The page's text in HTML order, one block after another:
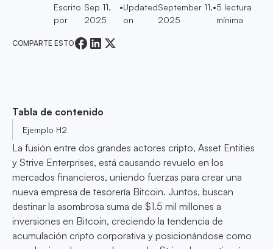
Escrito
por
Sep 11,
2025
•Updated
on
September 11,
2025
•5 lectura
mínima
COMPARTE ESTO
Tabla de contenido
Ejemplo H2
La fusión entre dos grandes actores cripto, Asset Entities
y Strive Enterprises, está causando revuelo en los
mercados financieros, uniendo fuerzas para crear una
nueva empresa de tesorería Bitcoin. Juntos, buscan
destinar la asombrosa suma de $1.5 mil millones a
inversiones en Bitcoin, creciendo la tendencia de
acumulación cripto corporativa y posicionándose como